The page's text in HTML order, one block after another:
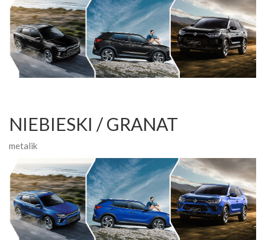
NIEBIESKI / GRANAT
metalik